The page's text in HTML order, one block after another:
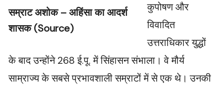
सम्राट अशोक – अहिंसा का आदर्श
शासक (Source)
कुपोषण और
विवादित
उत्तराधिकार युद्धों
के बाद उन्होंने 268 ई.पू. में सिंहासन संभाला। वे मौर्य
साम्राज्य के सबसे प्रभावशाली सम्राटों में से एक थे। उनकी